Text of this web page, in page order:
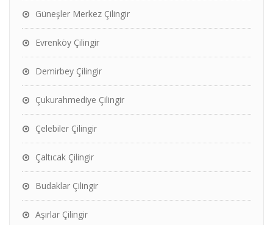
Güneşler Merkez Çilingir
Evrenköy Çilingir
Demirbey Çilingir
Çukurahmediye Çilingir
Çelebiler Çilingir
Çaltıcak Çilingir
Budaklar Çilingir
Aşırlar Çilingir